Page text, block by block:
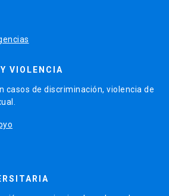
VIOLENCIA
casos de discriminación, violencia de